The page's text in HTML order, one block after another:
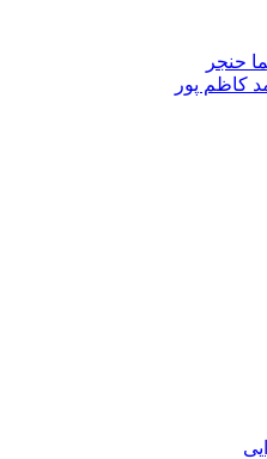
حنجر
کاظم پور